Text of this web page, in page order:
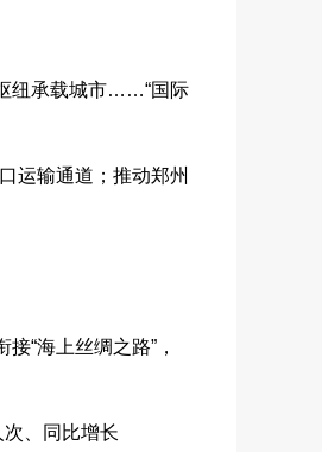
纽承载城市……“国际
运输通道；推动郑州
“海上丝绸之路”，
、同比增长